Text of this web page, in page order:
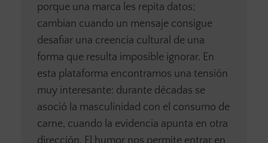
porque una marca les repita datos;
cambian cuando un mensaje consigue
desafiar una creencia cultural de una
forma que resulta imposible ignorar. En
esta plataforma encontramos una tensión
muy interesante: durante décadas se
asoció la masculinidad con el consumo de
carne, cuando la evidencia apunta en otra
dirección. El humor nos permite entrar en